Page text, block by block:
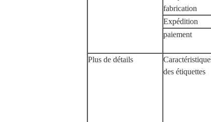
fabrication
Expédition
paiement
Plus de détails
des étiquettes